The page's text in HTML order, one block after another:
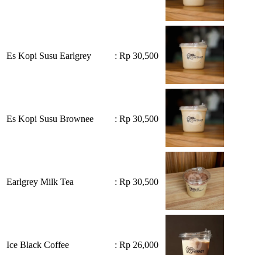
Es Kopi Susu Earlgrey : Rp 30,500
Es Kopi Susu Brownee : Rp 30,500
Earlgrey Milk Tea : Rp 30,500
Ice Black Coffee : Rp 26,000